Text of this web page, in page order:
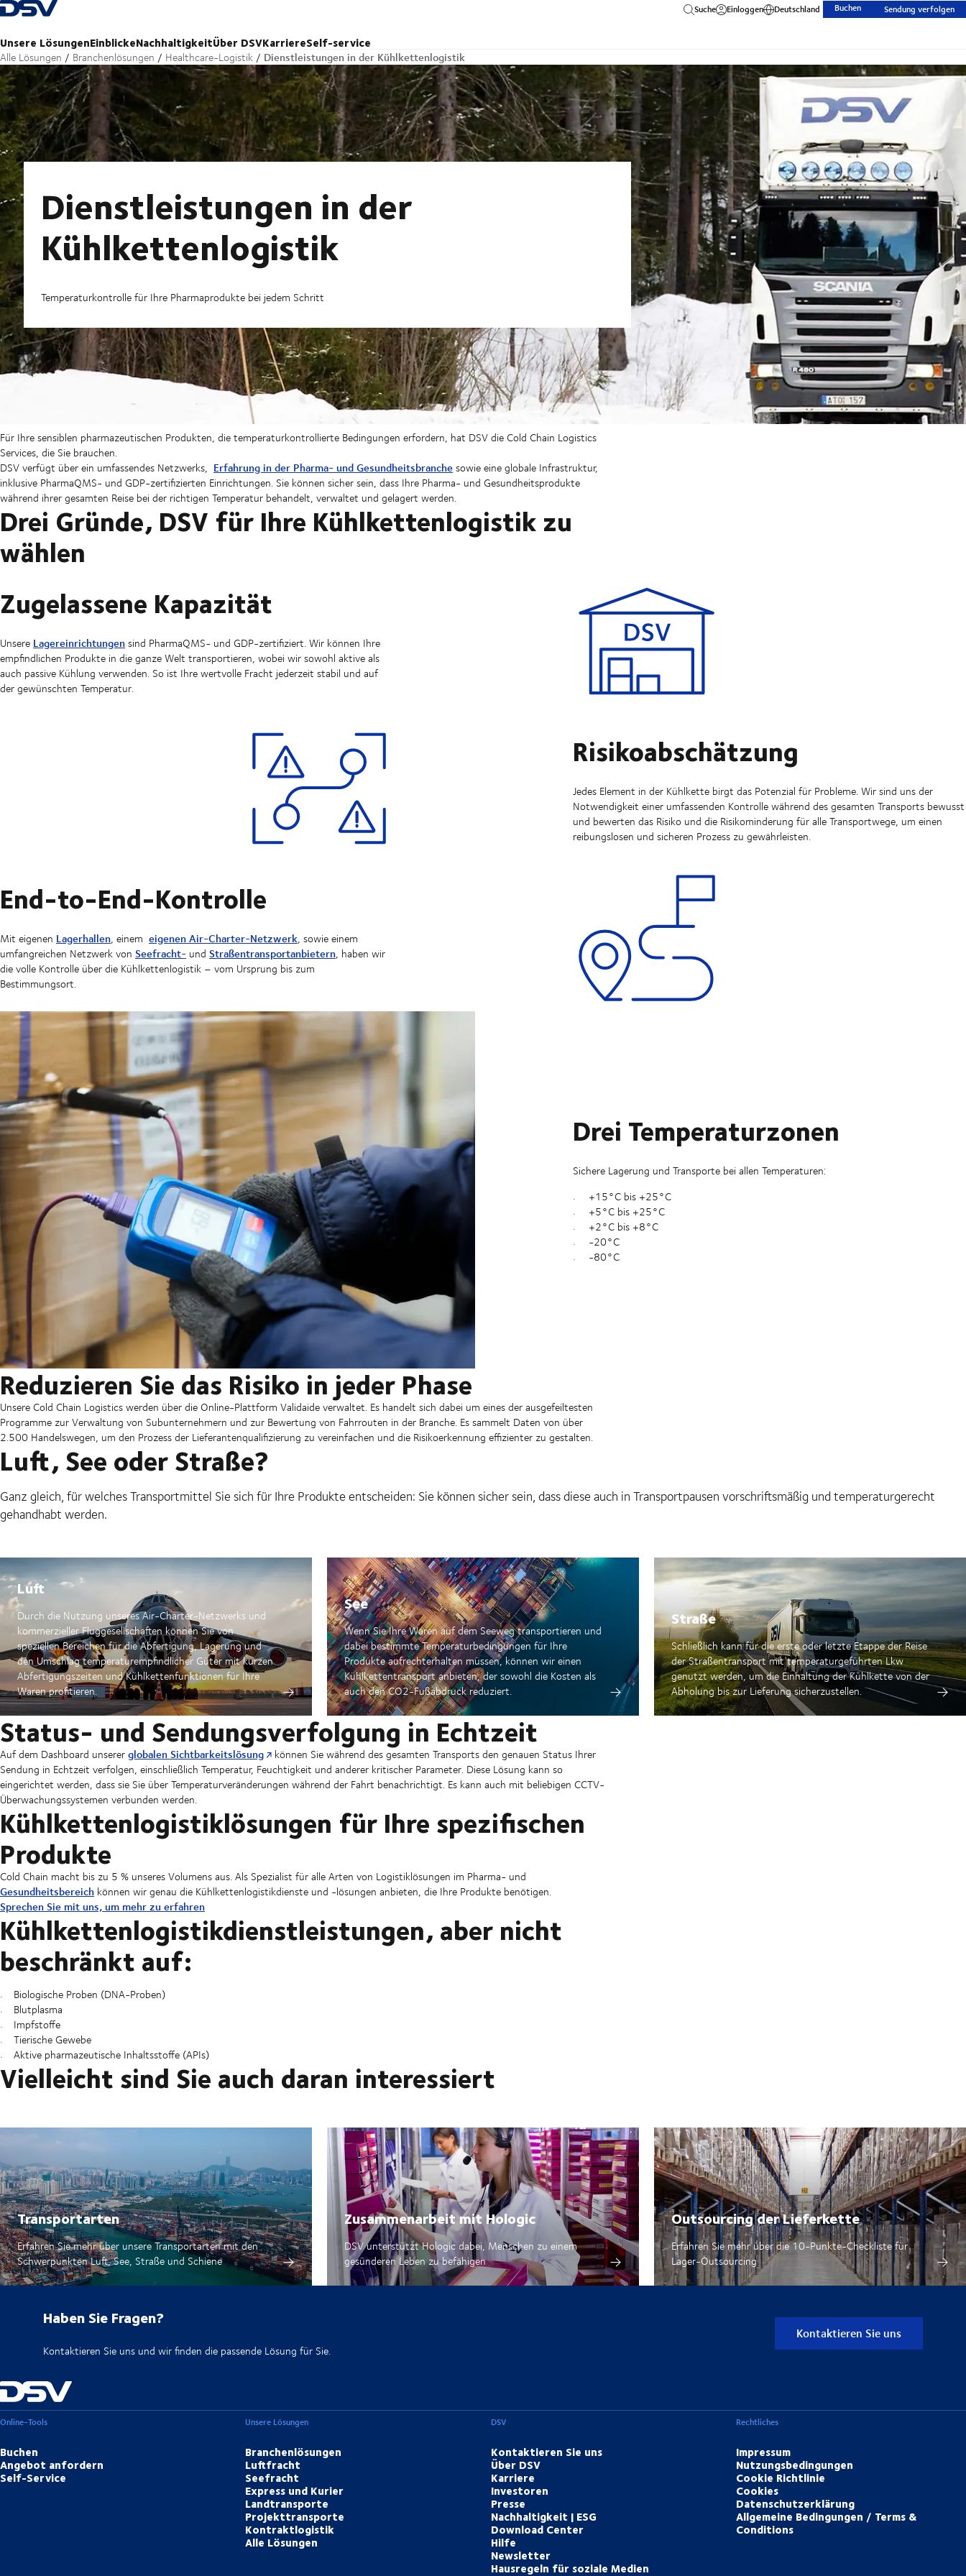
Zurück zur Startseite
Unsere LösungenEinblickeNachhaltigkeitÜber DSVKarriereSelf-service
Suche Einloggen Deutschland Buchen Sendung verfolgen
Alle Lösungen Branchenlösungen Healthcare-Logistik Dienstleistungen in der Kühlkettenlogistik
Dienstleistungen in der
Kühlkettenlogistik
Temperaturkontrolle für Ihre Pharmaprodukte bei jedem Schritt
Für Ihre sensiblen pharmazeutischen Produkten, die temperaturkontrollierte Bedingungen erfordern, hat DSV die Cold Chain Logistics
Services, die Sie brauchen.
DSV verfügt über ein umfassendes Netzwerks, Erfahrung in der Pharma- und Gesundheitsbranchesowie eine globale Infrastruktur,
inklusive PharmaQMS- und GDP-zertifizierten Einrichtungen. Sie können sicher sein, dass Ihre Pharma- und Gesundheitsprodukte
während ihrer gesamten Reise bei der richtigen Temperatur behandelt, verwaltet und gelagert werden.
Drei Gründe, DSV für Ihre Kühlkettenlogistik zu
wählen
Zugelassene Kapazität
Unsere Lagereinrichtungensind PharmaQMS- und GDP-zertifiziert. Wir können Ihre
empfindlichen Produkte in die ganze Welt transportieren, wobei wir sowohl aktive als
auch passive Kühlung verwenden. So ist Ihre wertvolle Fracht jederzeit stabil und auf
der gewünschten Temperatur.
Risikoabschätzung
Jedes Element in der Kühlkette birgt das Potenzial für Probleme. Wir sind uns der
Notwendigkeit einer umfassenden Kontrolle während des gesamten Transports bewusst
und bewerten das Risiko und die Risikominderung für alle Transportwege, um einen
reibungslosen und sicheren Prozess zu gewährleisten.
End-to-End-Kontrolle
Mit eigenen Lagerhallen, einem eigenen Air-Charter-Netzwerk, sowie einem
umfangreichen Netzwerk von Seefracht- und Straßentransportanbietern, haben wir
die volle Kontrolle über die Kühlkettenlogistik – vom Ursprung bis zum
Bestimmungsort.
Drei Temperaturzonen
Sichere Lagerung und Transporte bei allen Temperaturen:
+15°C bis +25°C
+5°C bis +25°C
+2°C bis +8°C
-20°C
-80°C
Reduzieren Sie das Risiko in jeder Phase
Unsere Cold Chain Logistics werden über die Online-Plattform Validaide verwaltet. Es handelt sich dabei um eines der ausgefeiltesten
Programme zur Verwaltung von Subunternehmern und zur Bewertung von Fahrrouten in der Branche. Es sammelt Daten von über
2.500 Handelswegen, um den Prozess der Lieferantenqualifizierung zu vereinfachen und die Risikoerkennung effizienter zu gestalten.
Luft, See oder Straße?
Ganz gleich, für welches Transportmittel Sie sich für Ihre Produkte entscheiden: Sie können sicher sein, dass diese auch in Transportpausen vorschriftsmäßig und temperaturgerecht
gehandhabt werden.
Luft
Durch die Nutzung unseres Air-Charter-Netzwerks und
kommerzieller Fluggesellschaften können Sie von
speziellen Bereichen für die Abfertigung, Lagerung und
den Umschlag temperaturempfindlicher Güter mit kurzen
Abfertigungszeiten und Kühlkettenfunktionen für Ihre
Waren profitieren.
See
Wenn Sie Ihre Waren auf dem Seeweg transportieren und
dabei bestimmte Temperaturbedingungen für Ihre
Produkte aufrechterhalten müssen, können wir einen
Kühlkettentransport anbieten, der sowohl die Kosten als
auch den CO2-Fußabdruck reduziert.
Straße
Schließlich kann für die erste oder letzte Etappe der Reise
der Straßentransport mit temperaturgeführten Lkw
genutzt werden, um die Einhaltung der Kühlkette von der
Abholung bis zur Lieferung sicherzustellen.
Status- und Sendungsverfolgung in Echtzeit
Auf dem Dashboard unsererglobalen Sichtbarkeitslösung
können Sie während des gesamten Transports den genauen Status Ihrer
Sendung in Echtzeit verfolgen, einschließlich Temperatur, Feuchtigkeit und anderer kritischer Parameter. Diese Lösung kann so
eingerichtet werden, dass sie Sie über Temperaturveränderungen während der Fahrt benachrichtigt. Es kann auch mit beliebigen CCTV-
Überwachungssystemen verbunden werden.
Kühlkettenlogistiklösungen für Ihre spezifischen
Produkte
Cold Chain macht bis zu 5 % unseres Volumens aus. Als Spezialist für alle Arten von Logistiklösungen im Pharma- und
Gesundheitsbereich können wir genau die Kühlkettenlogistikdienste und -lösungen anbieten, die Ihre Produkte benötigen.
Sprechen Sie mit uns, um mehr zu erfahren
Kühlkettenlogistikdienstleistungen, aber nicht
beschränkt auf:
Biologische Proben (DNA-Proben)
Blutplasma
Impfstoffe
Tierische Gewebe
Aktive pharmazeutische Inhaltsstoffe (APIs)
Vielleicht sind Sie auch daran interessiert
Transportarten
Erfahren Sie mehr über unsere Transportarten mit den
Schwerpunkten Luft, See, Straße und Schiene
Zusammenarbeit mit Hologic
DSV unterstützt Hologic dabei, Menschen zu einem
gesünderen Leben zu befähigen
Outsourcing der Lieferkette
Erfahren Sie mehr über die 10-Punkte-Checkliste für
Lager-Outsourcing
Haben Sie Fragen?
Kontaktieren Sie uns und wir finden die passende Lösung für Sie.
Kontaktieren Sie uns
Online-Tools
Buchen
Angebot anfordern
Self-Service
Unsere Lösungen
Branchenlösungen
Luftfracht
Seefracht
Express und Kurier
Landtransporte
Projekttransporte
Kontraktlogistik
Alle Lösungen
DSV
Kontaktieren Sie uns
Über DSV
Karriere
Investoren
Presse
Nachhaltigkeit | ESG
Download Center
Hilfe
Newsletter
Hausregeln für soziale Medien
Rechtliches
Impressum
Nutzungsbedingungen
Cookie Richtlinie
Cookies
Datenschutzerklärung
Allgemeine Bedingungen / Terms &
Conditions